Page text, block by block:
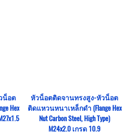
น็อต
Hex
หัวน็อตติดจานทรงสูง-หัวน็อต
ติดแหวนหนาเหล็กดำ (Flange Hex
Nut Carbon Steel, High Type)
M24x2.0 เกรด 10.9